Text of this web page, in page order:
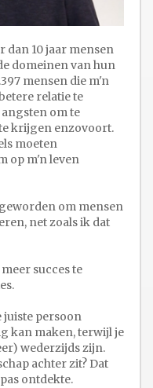
dan 10 jaar mensen
domeinen van hun
mensen die m'n
relatie te
om te
krijgen enzovoort.
moeten
op m'n leven
om mensen
net zoals ik dat
succes te
juiste persoon
kan maken, terwijl je
wederzijds zijn.
achter zit? Dat
ontdekte.